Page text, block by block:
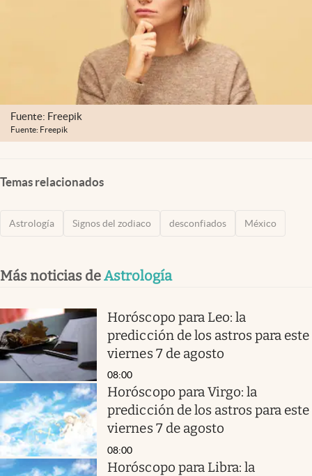
Fuente: Freepik
Fuente: Freepik
Temas relacionados
Astrología Signos del zodiaco desconfiados México
Más noticias deAstrología
Horóscopo para Leo: la
predicción de los astros para este
viernes 7 de agosto
08:00
Horóscopo para Virgo: la
predicción de los astros para este
viernes 7 de agosto
08:00
Horóscopo para Libra: la